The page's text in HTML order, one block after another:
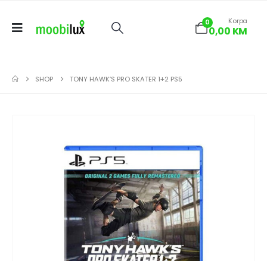
0 Korpa
0,00 KM
SHOP TONY HAWK’S PRO SKATER 1+2 PS5